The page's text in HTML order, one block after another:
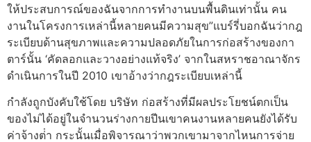
ให้ประสบการณ์ของฉันจากการทํางานบนพื้นดินเท่านั้น คน
งานในโครงการเหล่านี้หลายคนมีความสุข”แบร์รี่บอกฉันว่ากฎ
ระเบียบด้านสุขภาพและความปลอดภัยในการก่อสร้างของกา
ตาร์นั้น ‘คัดลอกและวางอย่างแท้จริง’ จากในสหราชอาณาจักร
ดําเนินการในปี 2010 เขาอ้างว่ากฎระเบียบเหล่านี้
กําลังถูกบังคับใช้โดย บริษัท ก่อสร้างที่มีผลประโยชน์ตกเป็น
ของไม่ได้อยู่ในจํานวนร่างกายปีนเขาคนงานหลายคนยังได้รับ
ค่าจ้างต่ํา กระนั้นเมื่อพิจารณาว่าพวกเขามาจากไหนการจ่าย